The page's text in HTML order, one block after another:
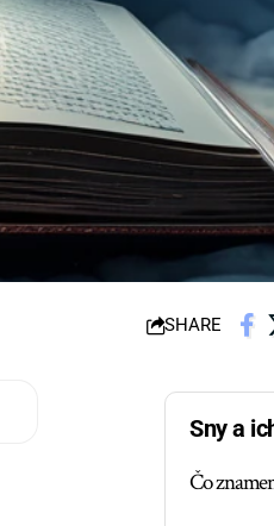
SHARE
Sny a
Čo